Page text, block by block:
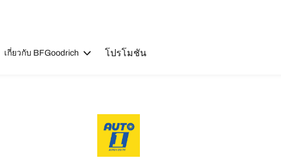
เกี่ยวกับ BFGoodrich โปรโมชัน